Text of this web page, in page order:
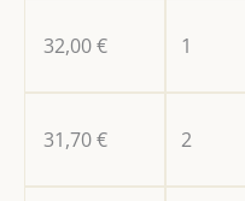
32,00€ 1
31,70€ 2